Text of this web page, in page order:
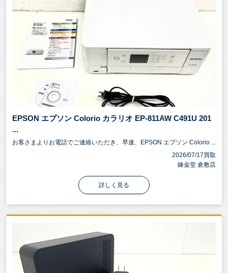
EPSON エプソン Colorio カラリオ EP-811AW C491U 201
...
お客さまよりお電話でご連絡いただき、早速、EPSON エプソン Colorio ...
2026/07/17買取
錬金堂 倉敷店
詳しく見る